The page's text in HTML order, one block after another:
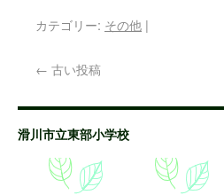
カテゴリー: その他 |
← 古い投稿
滑川市立東部小学校